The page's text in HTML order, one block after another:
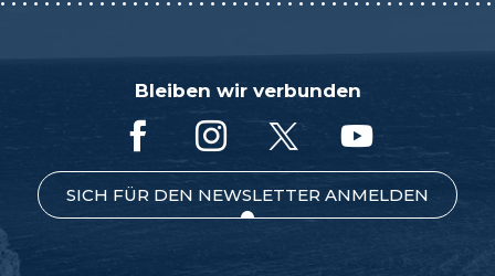
Bleiben wir verbunden
SICH FÜR DEN NEWSLETTER ANMELDEN